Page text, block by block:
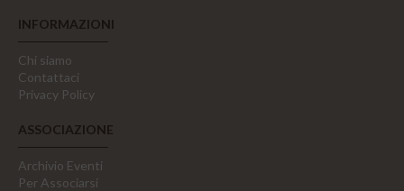
INFORMAZIONI
Chi siamo
Contattaci
Privacy Policy
ASSOCIAZIONE
Archivio Eventi
Per Associarsi